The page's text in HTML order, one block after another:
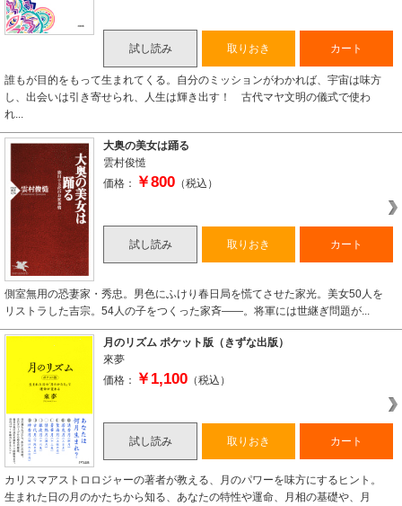
試し読み 取りおき カート
誰もが目的をもって生まれてくる。自分のミッションがわかれば、宇宙は味方
し、出会いは引き寄せられ、人生は輝き出す！ 古代マヤ文明の儀式で使わ
れ...
大奥の美女は踊る
雲村俊慥
価格：
￥800 （税込）
試し読み 取りおき カート
側室無用の恐妻家・秀忠。男色にふけり春日局を慌てさせた家光。美女50人を
リストラした吉宗。54人の子をつくった家斉――。将軍には世継ぎ問題が...
月のリズム ポケット版（きずな出版）
來夢
価格：
￥1,100 （税込）
試し読み 取りおき カート
カリスマアストロロジャーの著者が教える、月のパワーを味方にするヒント。
生まれた日の月のかたちから知る、あなたの特性や運命、月相の基礎や、月